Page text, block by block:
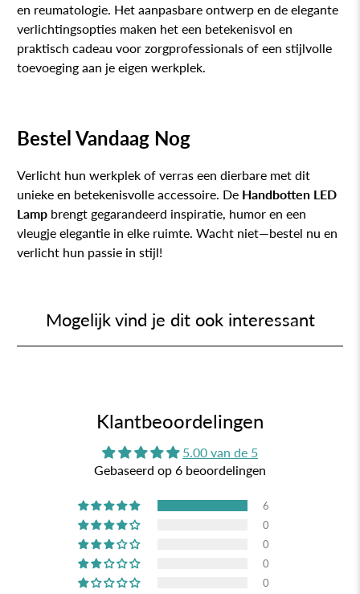
en reumatologie. Het aanpasbare ontwerp en de elegante
verlichtingsopties maken het een betekenisvol en
praktisch cadeau voor zorgprofessionals of een stijlvolle
toevoeging aan je eigen werkplek.
Bestel Vandaag Nog
Verlicht hun werkplek of verras een dierbare met dit
unieke en betekenisvolle accessoire. De Handbotten LED
Lamp brengt gegarandeerd inspiratie, humor en een
vleugje elegantie in elke ruimte. Wacht niet—bestel nu en
verlicht hun passie in stijl!
Mogelijk vind je dit ook interessant
Klantbeoordelingen
5.00 van de 5
Gebaseerd op 6 beoordelingen
6
0
0
0
0